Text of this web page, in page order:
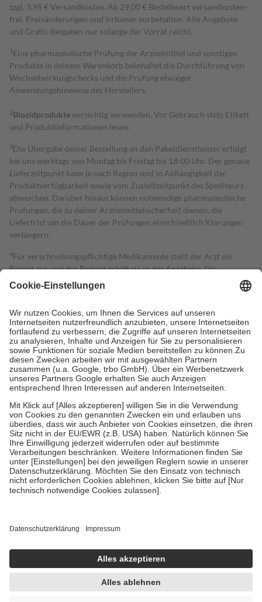
zzgl. 3,95 € Versandkosten. Ab 29,00 € Bestell­wert versand­kosten­
frei. Preisänderungen und Irrtümer vorbehalten. Alle Angebote
und Gratis-Beigaben nur solange der Vorrat reicht.
1 Eine pharmazeutische Prüfung der Arzneimittel und sonstigen
Produkte in deinem Warenkorb beinhaltet die Durchführung von
Wechselwirkungschecks und die Prüfung etwaiger
Anwendungshinweise des Herstellers.
2Biozidproduktevorsichtig verwenden. Vor Gebrauch stets Etikett
und Produktinformationen lesen.
3Die Übergabe deiner Bestellung an den Paketdienstleister erfolgt
bei uns werktags von Montag bis Freitag bis 18:00 Uhr. Der genaue
Lieferzeitpunkt kann je nach Region und in Abhängigkeit der
Produktverfügbarkeit sowie vom Zustellzeitpunkt des Spediteurs
abweichen. Darüber hinaus können notwendige pharmazeutische
Prüfungen, die zu deiner Arzneimittelsicherheit dienen, die
Lieferfrist um die Dauer der Prüfungen einschließlich Klärungen
verlängern.
4Für verschreibungspflichtige Medikamente stellt der Arzt ein
Rezept aus und der Patient erhält sie in der Apotheke. Die
gesetzliche Krankenversicherung übernimmt in der Regel die
Kosten dafür, der Versicherte trägt einen Teil davon als Zuzahlung
Grundsätzlich leisten Mitglieder Zuzahlungen in Höhe von zehn
Prozent des Abgabepreises,mindestens jedochfünf Euround
höchstens zehn Euro.Es sind jedoch nie mehr als die tatsächlichen
Kosten der Leistung zu entrichten.
Diese Regeln gelten grundsätzlich auch für Online-Apotheken.
Bei Heilmitteln und häuslicher Krankenpflege beträgt die
Zuzahlung zehn Prozent der Kosten sowie zehn Euro je
Verordnung.
Um das Engagement der Versicherten für ihre eigene Gesundheit zu
stärken und die besondere Stellung der Familie zu unterstützen,
fallenkeine Zuzahlungenan bei:
• Kindern und Jugendlichen bis zum vollendeten 18. Lebensjahr
mit Ausnahme der Fahrkosten
• Untersuchungen zur Vorsorge und Früherkennung, die von der
GKV getragen werden
Einholung von Bewertungen. Trusted Shops hat Maßnahmen
getroffen, um sicherzustellen, dass es sich um echte Bewertungen
handelt. Mehr Informationen findest du hier:
https://help.etrusted.com/hc/de/articles/4419944605341